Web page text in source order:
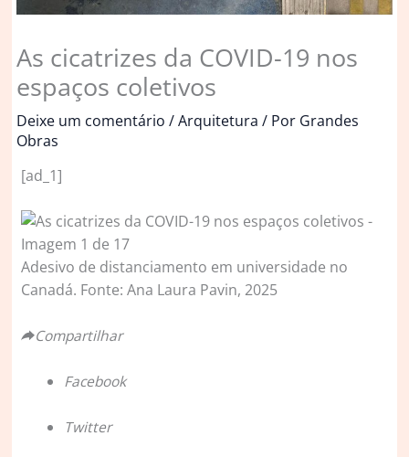
As cicatrizes da COVID-19 nos
espaços coletivos
Deixe um comentário /Arquitetura / Por Grandes
Obras
[ad_1]
Adesivo de distanciamento em universidade no
Canadá. Fonte: Ana Laura Pavin, 2025
Compartilhar
Facebook
Twitter